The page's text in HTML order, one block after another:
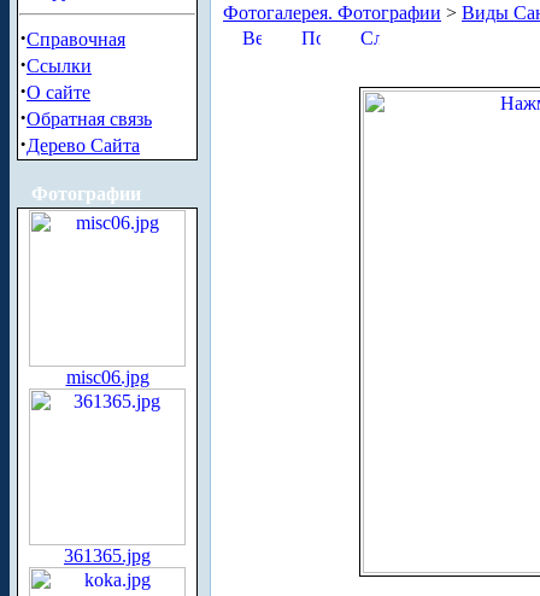
·Справочная
·Ссылки
·О сайте
·Обратная связь
·Дерево Сайта
Фотографии
misc06.jpg
361365.jpg
Фотогалерея. Фотографии > Виды